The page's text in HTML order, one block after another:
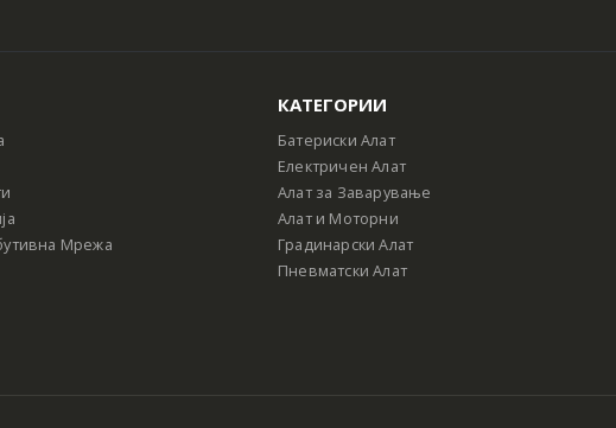
Мрежа
КАТЕГОРИИ
Батериски Алат
Електричен Алат
Алат за Заварување
Алат и Моторни
Градинарски Алат
Пневматски Алат